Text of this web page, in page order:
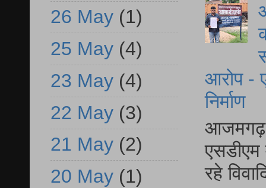
आरोप -
निर्माण
आजमगढ़
एसडीएम
रहे
26 May (1)
25 May (4)
23 May (4)
22 May (3)
21 May (2)
20 May (1)